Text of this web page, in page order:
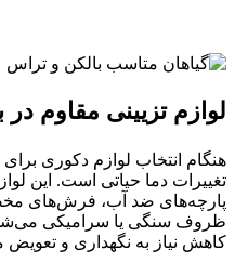
لوازم تزیینی مقاوم
هنگام انتخاب لوازم دکوری
تغییرات دما حیاتی است. این
ظروف سنگی یا سرامیکی
کاهش نیاز به نگهداری و